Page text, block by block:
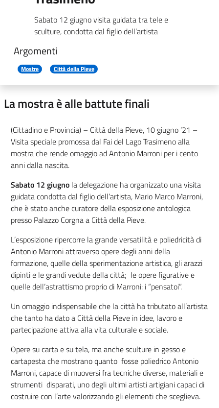
Sabato 12 giugno visita guidata tra tele e
sculture, condotta dal figlio dell’artista
Argomenti
Mostre Città della Pieve
La mostra è alle battute finali
(Cittadino e Provincia) – Città della Pieve, 10 giugno ‘21 –
Visita speciale promossa dal Fai del Lago Trasimeno alla
mostra che rende omaggio ad Antonio Marroni per i cento
anni dalla nascita.
Sabato 12 giugno la delegazione ha organizzato una visita
guidata condotta dal figlio dell’artista, Mario Marco Marroni,
che è stato anche curatore della esposizione antologica
presso Palazzo Corgna a Città della Pieve.
L’esposizione ripercorre la grande versatilità e poliedricità di
Antonio Marroni attraverso opere degli anni della
formazione, quelle della sperimentazione artistica, gli arazzi
dipinti e le grandi vedute della città; le opere figurative e
quelle dell’astrattismo proprio di Marroni: i “pensatoi”.
Un omaggio indispensabile che la città ha tributato all’artista
che tanto ha dato a Città della Pieve in idee, lavoro e
partecipazione attiva alla vita culturale e sociale.
Opere su carta e su tela, ma anche sculture in gesso e
cartapesta che mostrano quanto fosse poliedrico Antonio
Marroni, capace di muoversi fra tecniche diverse, materiali e
strumenti disparati, uno degli ultimi artisti artigiani capaci di
costruire con l’arte valorizzando gli elementi che sceglieva.